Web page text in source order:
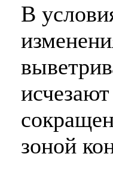
В
зоной